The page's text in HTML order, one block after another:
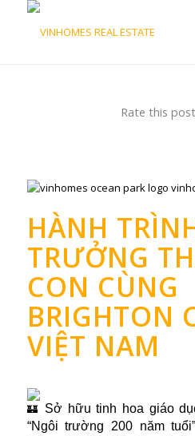
Rate this post
HÀNH
TRƯỞNG
CON CÙNG
BRIGHTON
VIỆT NAM
Sở hữu tinh hoa giáo
“Ngôi trường 200 năm